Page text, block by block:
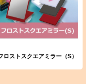
ロストスクエアミラー（S）